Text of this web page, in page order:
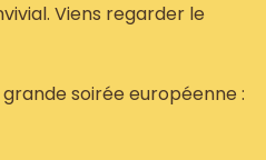
Viens regarder le
soirée européenne :